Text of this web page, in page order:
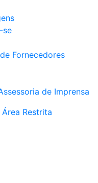
se
Fornecedores
de Imprensa
Área Restrita